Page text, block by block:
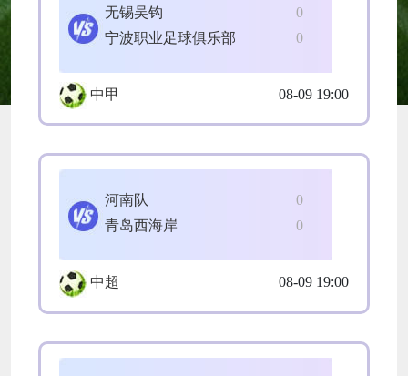
0
无锡吴钩
0
宁波职业足球俱乐部
中甲 08-09 19:00
0
河南队
0
青岛西海岸
中超 08-09 19:00